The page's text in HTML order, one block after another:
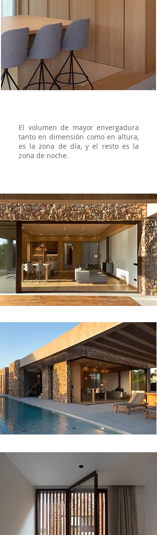
El volumen de mayor envergadura
tanto en dimensión como en altura,
es la zona de día, y el resto es la
zona de noche.